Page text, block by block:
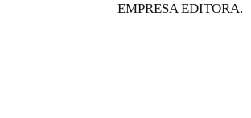
EMPRESA EDITORA.